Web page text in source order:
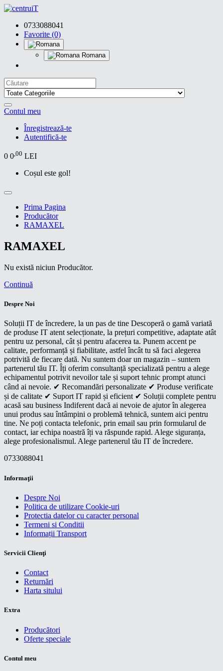
0733088041
Favorite (0)
Romana
Contul meu
Înregistrează-te
Autentifică-te
0 0,00 LEI
Coșul este gol!
Prima Pagina
Producător
RAMAXEL
RAMAXEL
Nu există niciun Producător.
Continuă
Despre Noi
Soluții IT de încredere, la un pas de tine Descoperă o gamă variată
de produse IT atent selecționate, la prețuri competitive, adaptate atât
pentru uz personal, cât și pentru afacerea ta. Punem accent pe
calitate, performanță și fiabilitate, astfel încât tu să faci alegerea
potrivită de fiecare dată. Nu suntem doar un magazin – suntem
partenerul tău IT. Îți oferim consultanță specializată pentru a alege
echipamentul potrivit nevoilor tale și suport tehnic prompt atunci
când ai nevoie. ✔ Recomandări personalizate ✔ Produse verificate
și de calitate ✔ Suport IT rapid și eficient ✔ Soluții complete pentru
acasă sau business Indiferent dacă ai nevoie de ajutor în alegerea
unui produs sau întâmpini o problemă tehnică, suntem aici pentru
tine. Ne poți contacta telefonic, prin email sau prin formularul de
contact, iar echipa noastră îți va răspunde rapid. Alege siguranța,
alege profesionalismul. Alege partenerul tău IT de încredere.
0733088041
Informaţii
Despre Noi
Politica de utilizare Cookie-uri
Protectia datelor cu caracter personal
Termeni si Conditii
Informații Transport
Servicii Clienţi
Contact
Returnări
Harta sitului
Extra
Producători
Oferte speciale
Contul meu